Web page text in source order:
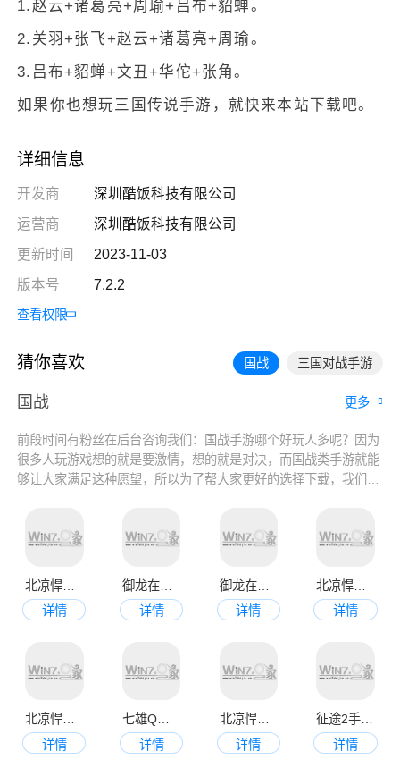
1.赵云+诸葛亮+周瑜+吕布+貂蝉。
2.关羽+张飞+赵云+诸葛亮+周瑜。
3.吕布+貂蝉+文丑+华佗+张角。
如果你也想玩三国传说手游，就快来本站下载吧。
详细信息
开发商
深圳酷饭科技有限公司
运营商
深圳酷饭科技有限公司
更新时间
2023-11-03
版本号
7.2.2
查看权限
猜你喜欢 国战 三国对战手游
国战 更多
前段时间有粉丝在后台咨询我们：国战手游哪个好玩人多呢？因为
很多人玩游戏想的就是要激情，想的就是对决，而国战类手游就能
够让大家满足这种愿望，所以为了帮大家更好的选择下载，我们今
北凉悍刀行最新版
详情
御龙在天官网手机版
详情
御龙在天官网版
详情
详情
北凉悍刀行正版官网版
详情
七雄Q传手机版
详情
北凉悍刀行官网版
详情
征途2手游官网版
详情